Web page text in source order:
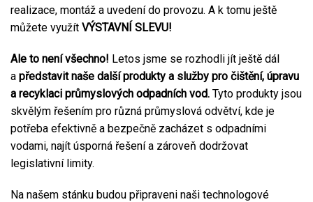
realizace, montáž a uvedení do provozu. A k tomu ještě
můžete využít VÝSTAVNÍ SLEVU!
Ale to není všechno! Letos jsme se rozhodli jít ještě dál
a představit naše další produkty a služby pro čištění, úpravu
a recyklaci průmyslových odpadních vod. Tyto produkty jsou
skvělým řešením pro různá průmyslová odvětví, kde je
potřeba efektivně a bezpečně zacházet s odpadními
vodami, najít úsporná řešení a zároveň dodržovat
legislativní limity.
Na našem stánku budou připraveni naši technologové